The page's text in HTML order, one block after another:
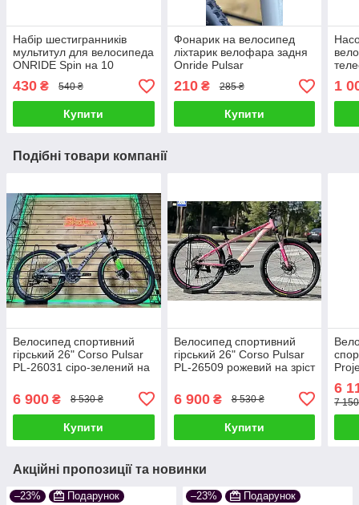
Набір шестигранників
мультитул для велосипеда
ONRIDE Spin на 10
функцій
430 ₴ 540 ₴
Купити
Фонарик на велосипед
ліхтарик велофара задня
Onride Pulsar
210₴ 285 ₴
Купити
12L
1
Подібні товари компанії
Велосипед спортивний
гірський 26" Corso Pulsar
PL-26031 сіро-зелений на
ПОДРЯПИНИ НА РАМІ
6 900 ₴ 8 530 ₴
Купити
Велосипед спортивний
гірський 26" Corso Pulsar
PL-26509 рожевий на зріст
ПОДРЯПИНИ НА РАМІ
6 900₴ 8 530 ₴
Купити
6
7
Акційні пропозиції та новинки
–23% Подарунок –23% Подарунок